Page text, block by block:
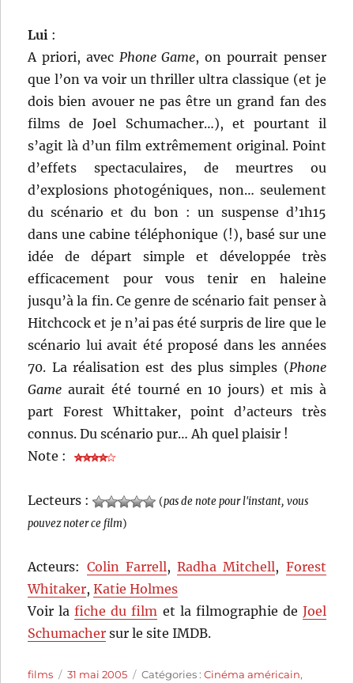
Lui :
A priori, avec Phone Game, on pourrait penser
que l’on va voir un thriller ultra classique (et je
dois bien avouer ne pas être un grand fan des
films de Joel Schumacher…), et pourtant il
s’agit là d’un film extrêmement original. Point
d’effets spectaculaires, de meurtres ou
d’explosions photogéniques, non… seulement
du scénario et du bon : un suspense d’1h15
dans une cabine téléphonique (!), basé sur une
idée de départ simple et développée très
efficacement pour vous tenir en haleine
jusqu’à la fin. Ce genre de scénario fait penser à
Hitchcock et je n’ai pas été surpris de lire que le
scénario lui avait été proposé dans les années
70. La réalisation est des plus simples (Phone
Game aurait été tourné en 10 jours) et mis à
part Forest Whittaker, point d’acteurs très
connus. Du scénario pur… Ah quel plaisir !
Note :
Lecteurs : (pas de note pour l'instant, vous
pouvez noter ce film)
Acteurs: Colin Farrell,Radha Mitchell, Forest
Whitaker,Katie Holmes
Voir lafiche du film et la filmographie de Joel
Schumacher sur le site IMDB.
Auteur
films
Publié
31 mai 2005 Catégories
Catégories :Cinéma américain,